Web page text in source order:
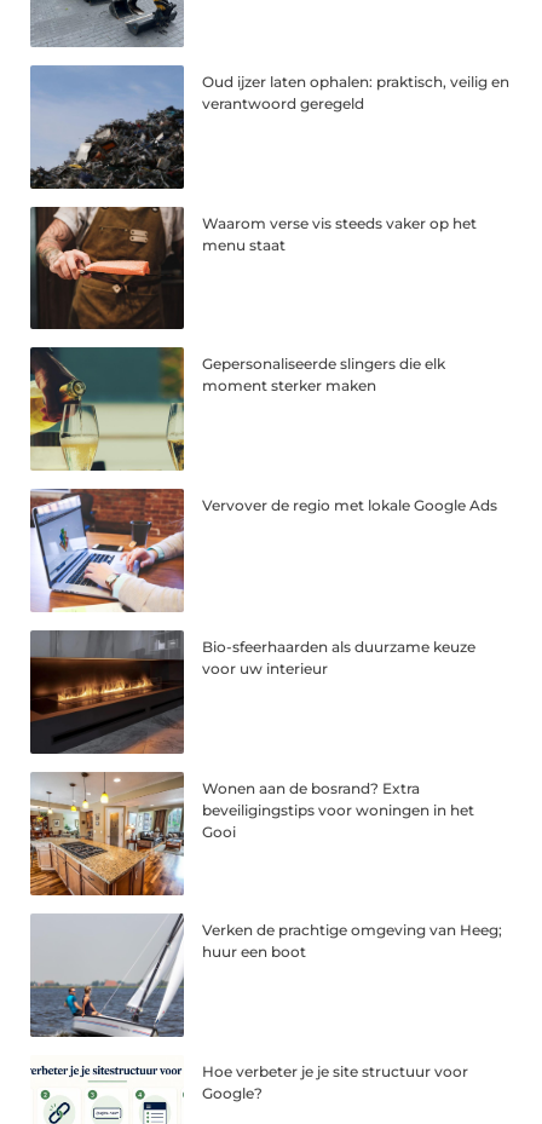
Oud ijzer laten ophalen: praktisch, veilig en
verantwoord geregeld
Waarom verse vis steeds vaker op het
menu staat
Gepersonaliseerde slingers die elk
moment sterker maken
Vervover de regio met lokale Google Ads
Bio-sfeerhaarden als duurzame keuze
voor uw interieur
Wonen aan de bosrand? Extra
beveiligingstips voor woningen in het
Gooi
Verken de prachtige omgeving van Heeg;
huur een boot
Hoe verbeter je je site structuur voor
Google?